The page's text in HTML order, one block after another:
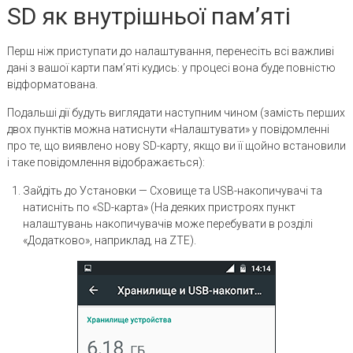
SD як внутрішньої пам’яті
Перш ніж приступати до налаштування, перенесіть всі важливі
дані з вашої карти пам’яті кудись: у процесі вона буде повністю
відформатована.
Подальші дії будуть виглядати наступним чином (замість перших
двох пунктів можна натиснути «Налаштувати» у повідомленні
про те, що виявлено нову SD-карту, якщо ви її щойно встановили
і таке повідомлення відображається):
Зайдіть до Установки — Сховище та USB-накопичувачі та
натисніть по «SD-карта» (На деяких пристроях пункт
налаштувань накопичувачів може перебувати в розділі
«Додатково», наприклад, на ZTE).